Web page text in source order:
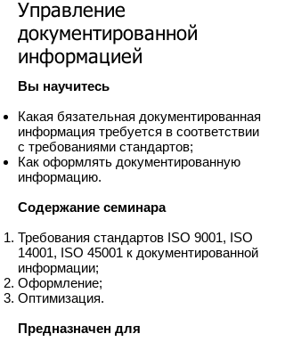
Управление
документированной
информацией
Вы научитесь
Какая бязательная документированная
информация требуется в соответствии
с требованиями стандартов;
Как оформлять документированную
информацию.
Содержание семинара
Требования стандартов ISO 9001, ISO
14001, ISO 45001 к документированной
информации;
Оформление;
Оптимизация.
Предназначен для